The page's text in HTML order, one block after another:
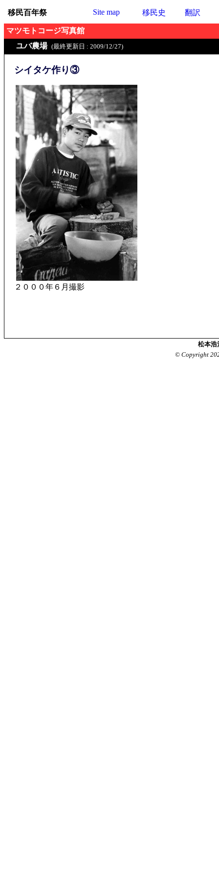
移民百年祭 Site map 移民史 翻訳
マツモトコージ写真館
ユバ農場 (最終更新日 : 2009/12/27)
シイタケ作り③
２０００年６月撮影
松本
© Copyright